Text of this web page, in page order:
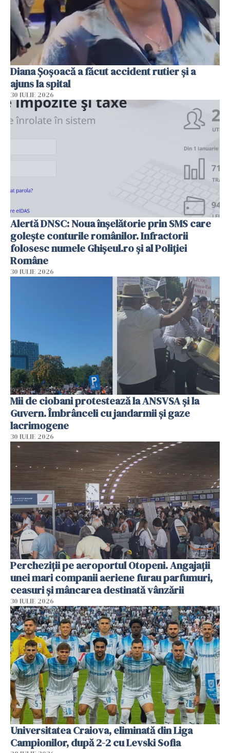
Diana Șoșoacă a făcut accident rutier și a
ajuns la spital
30 IULIE 2026
Alertă DNSC: Noua înșelătorie prin SMS care
golește conturile românilor. Infractorii
folosesc numele Ghișeul.ro și al Poliției
Române
30 IULIE 2026
Mii de ciobani protestează la ANSVSA și la
Guvern. Îmbrânceli cu jandarmii și gaze
lacrimogene
30 IULIE 2026
Percheziții pe aeroportul Otopeni. Angajații
unei mari companii aeriene furau parfumuri,
ceasuri și mâncarea destinată vânzării
30 IULIE 2026
Universitatea Craiova, eliminată din Liga
Campionilor, după 2-2 cu Levski Sofia